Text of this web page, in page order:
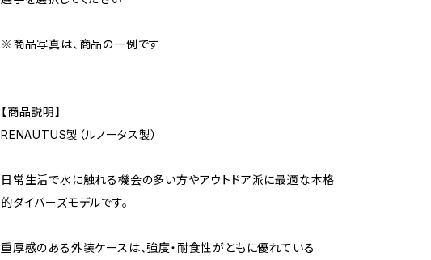
※商品写真は、商品の一例です
【商品説明】
RENAUTUS製（ルノータス製）
日常生活で水に触れる機会の多い方やアウトドア派に最適な本格
的ダイバーズモデルです。
重厚感のある外装ケースは、強度・耐食性がともに優れている